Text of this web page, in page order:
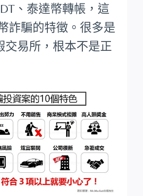
、泰達幣轉帳，這
詐騙的特徵。很多是
交易所，根本不是正